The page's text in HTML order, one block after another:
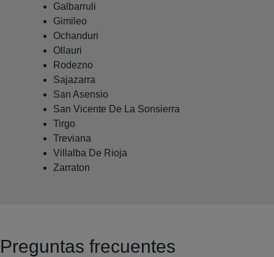
Galbarruli
Gimileo
Ochanduri
Ollauri
Rodezno
Sajazarra
San Asensio
San Vicente De La Sonsierra
Tirgo
Treviana
Villalba De Rioja
Zarraton
Preguntas frecuentes